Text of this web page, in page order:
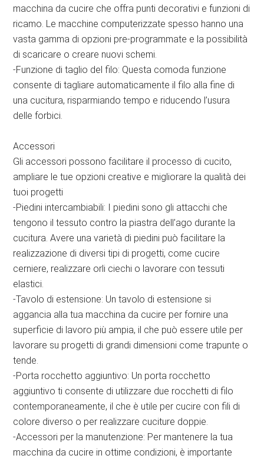
macchina da cucire che offra punti decorativi e funzioni di
ricamo. Le macchine computerizzate spesso hanno una
vasta gamma di opzioni pre-programmate e la possibilità
di scaricare o creare nuovi schemi.
-Funzione di taglio del filo: Questa comoda funzione
consente di tagliare automaticamente il filo alla fine di
una cucitura, risparmiando tempo e riducendo l’usura
delle forbici.
Accessori
Gli accessori possono facilitare il processo di cucito,
ampliare le tue opzioni creative e migliorare la qualità dei
tuoi progetti
-Piedini intercambiabili: I piedini sono gli attacchi che
tengono il tessuto contro la piastra dell’ago durante la
cucitura. Avere una varietà di piedini può facilitare la
realizzazione di diversi tipi di progetti, come cucire
cerniere, realizzare orli ciechi o lavorare con tessuti
elastici.
-Tavolo di estensione: Un tavolo di estensione si
aggancia alla tua macchina da cucire per fornire una
superficie di lavoro più ampia, il che può essere utile per
lavorare su progetti di grandi dimensioni come trapunte o
tende.
-Porta rocchetto aggiuntivo: Un porta rocchetto
aggiuntivo ti consente di utilizzare due rocchetti di filo
contemporaneamente, il che è utile per cucire con fili di
colore diverso o per realizzare cuciture doppie.
-Accessori per la manutenzione: Per mantenere la tua
macchina da cucire in ottime condizioni, è importante